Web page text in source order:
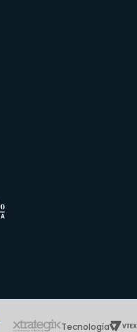
Tecnología